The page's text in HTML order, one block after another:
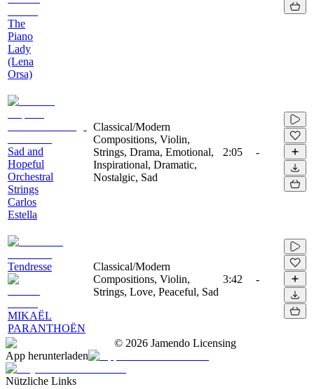
The
Piano
Lady
(Lena
Orsa)
Sad and
Hopeful
Orchestral
Strings
Carlos
Estella
Classical/Modern
Compositions, Violin,
Strings, Drama, Emotional,
Inspirational, Dramatic,
Nostalgic, Sad
2:05 -
Tendresse
MIKAËL
PARANTHOËN
Classical/Modern
Compositions, Violin,
Strings, Love, Peaceful, Sad
3:42 -
© 2026 Jamendo Licensing
App herunterladen
Nützliche Links